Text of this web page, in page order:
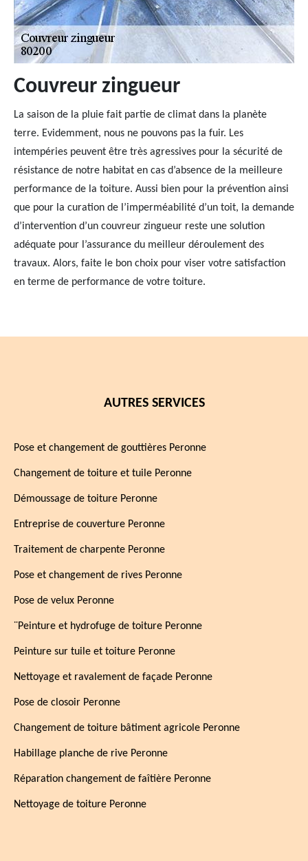
Couvreur zingueur
La saison de la pluie fait partie de climat dans la planète
terre. Evidemment, nous ne pouvons pas la fuir. Les
intempéries peuvent être très agressives pour la sécurité de
résistance de notre habitat en cas d’absence de la meilleure
performance de la toiture. Aussi bien pour la prévention ainsi
que pour la curation de l’imperméabilité d’un toit, la demande
d’intervention d’un couvreur zingueur reste une solution
adéquate pour l’assurance du meilleur déroulement des
travaux. Alors, faite le bon choix pour viser votre satisfaction
en terme de performance de votre toiture.
AUTRES SERVICES
Pose et changement de gouttières Peronne
Changement de toiture et tuile Peronne
Démoussage de toiture Peronne
Entreprise de couverture Peronne
Traitement de charpente Peronne
Pose et changement de rives Peronne
Pose de velux Peronne
¨Peinture et hydrofuge de toiture Peronne
Peinture sur tuile et toiture Peronne
Nettoyage et ravalement de façade Peronne
Pose de closoir Peronne
Changement de toiture bâtiment agricole Peronne
Habillage planche de rive Peronne
Réparation changement de faîtière Peronne
Nettoyage de toiture Peronne